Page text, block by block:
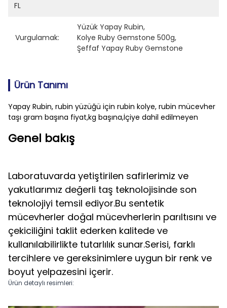
FL
Vurgulamak:
Yüzük Yapay Rubin,
Kolye Ruby Gemstone 500g,
Şeffaf Yapay Ruby Gemstone
Ürün Tanımı
Yapay Rubin, rubin yüzüğü için rubin kolye, rubin mücevher
taşı gram başına fiyat,kg başına,İçiye dahil edilmeyen
Genel bakış
Laboratuvarda yetiştirilen safirlerimiz ve
yakutlarımız değerli taş teknolojisinde son
teknolojiyi temsil ediyor.Bu sentetik
mücevherler doğal mücevherlerin parıltısını ve
çekiciliğini taklit ederken kalitede ve
kullanılabilirlikte tutarlılık sunar.Serisi, farklı
tercihlere ve gereksinimlere uygun bir renk ve
boyut yelpazesini içerir.
Ürün detaylı resimleri: